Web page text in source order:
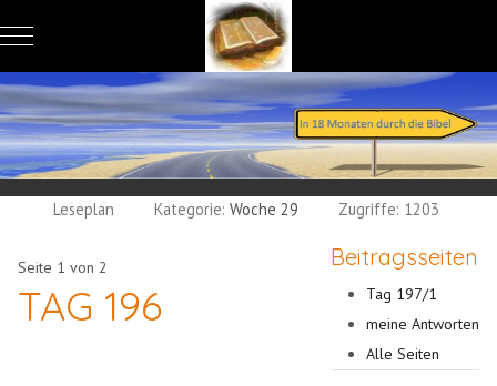
Mobile Menu Toggle
Leseplan Kategorie:Woche 29 Zugriffe: 1203
Beitragsseiten
Tag 197/1
meine Antworten
Alle Seiten
Seite 1 von 2
TAG 196